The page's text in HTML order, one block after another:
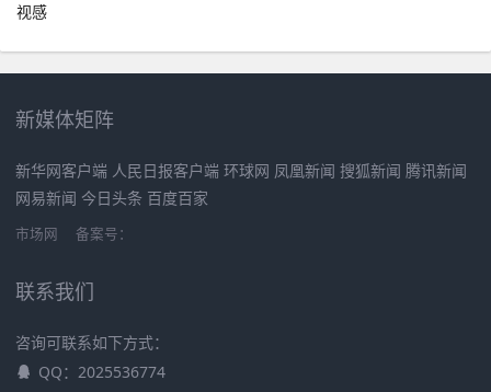
视感
新媒体矩阵
新华网客户端 人民日报客户端 环球网 凤凰新闻 搜狐新闻 腾讯新闻
网易新闻 今日头条 百度百家
市场网 备案号：
联系我们
咨询可联系如下方式：
QQ：2025536774